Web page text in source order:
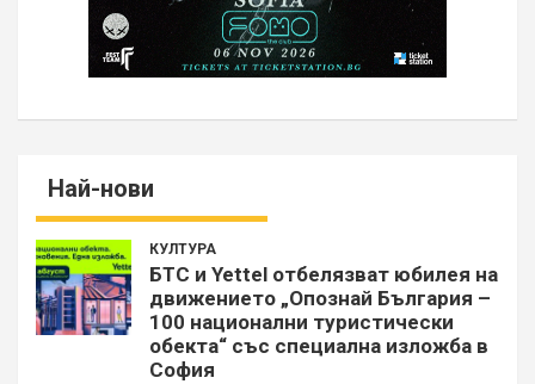
Най-нови
КУЛТУРА
БТС и Yettel отбелязват юбилея на
движението „Опознай България –
100 национални туристически
обекта“ със специална изложба в
София